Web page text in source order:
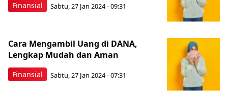
Finansial Sabtu, 27 Jan 2024 - 09:31
Finansial
Cara Mengambil Uang di DANA,
Lengkap Mudah dan Aman
Sabtu, 27 Jan 2024 - 07:31